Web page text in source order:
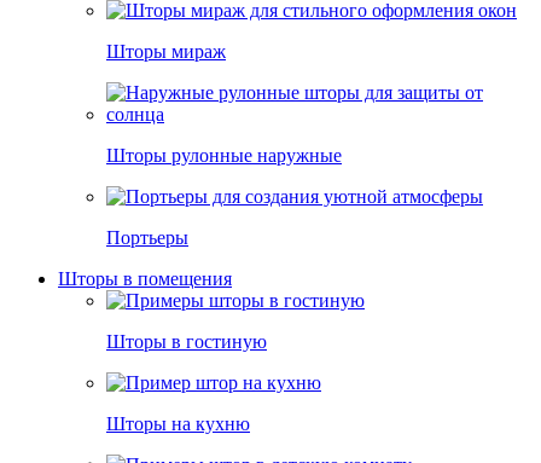
Шторы мираж
Шторы рулонные наружные
Портьеры
Шторы в помещения
Шторы в гостиную
Шторы на кухню